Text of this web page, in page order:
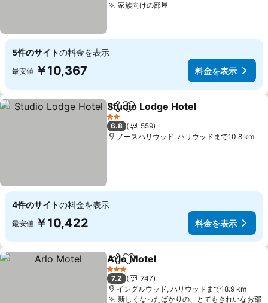
家族向けの部屋料金を表示
5件のサイトの料金を表示
最安値 ￥10,367 料金を表示
シェアお気に入りに追加
Studio Lodge Hotel
2 ホテルのランク
6.8
559
ノースハリウッド, ハリウッドまで10.8 km
4件のサイトの料金を表示
最安値 ￥10,422 料金を表示
シェアお気に入りに追加
Arlo Motel
3 ホテルのランク
7.2
747
イングルウッド, ハリウッドまで18.9 km
新しくなったばかりの、とてもきれいなお部